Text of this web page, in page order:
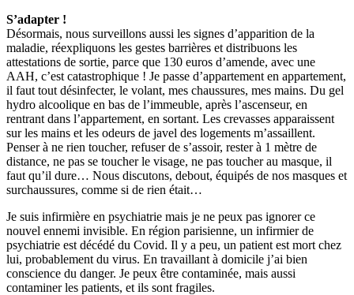
S’adapter !
Désormais, nous surveillons aussi les signes d’apparition de la
maladie, réexpliquons les gestes barrières et distribuons les
attestations de sortie, parce que 130 euros d’amende, avec une
AAH, c’est catastrophique ! Je passe d’appartement en appartement,
il faut tout désinfecter, le volant, mes chaussures, mes mains. Du gel
hydro alcoolique en bas de l’immeuble, après l’ascenseur, en
rentrant dans l’appartement, en sortant. Les crevasses apparaissent
sur les mains et les odeurs de javel des logements m’assaillent.
Penser à ne rien toucher, refuser de s’assoir, rester à 1 mètre de
distance, ne pas se toucher le visage, ne pas toucher au masque, il
faut qu’il dure… Nous discutons, debout, équipés de nos masques et
surchaussures, comme si de rien était…
Je suis infirmière en psychiatrie mais je ne peux pas ignorer ce
nouvel ennemi invisible. En région parisienne, un infirmier de
psychiatrie est décédé du Covid. Il y a peu, un patient est mort chez
lui, probablement du virus. En travaillant à domicile j’ai bien
conscience du danger. Je peux être contaminée, mais aussi
contaminer les patients, et ils sont fragiles.